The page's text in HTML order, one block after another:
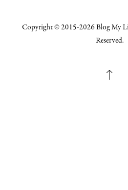
Copyright © 2015-2026 Blog My
Reserved.